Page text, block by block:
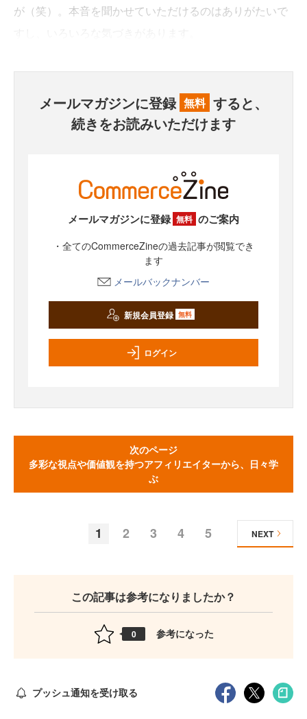
が（笑）。本音を聞かせていただけるのはありがたいで
メールマガジンに登録 無料 すると、
続きをお読みいただけます
メールマガジンに登録 無料 のご案内
・全てのCommerceZineの過去記事が閲覧でき
ます
メールバックナンバー
新規会員登録 無料
ログイン
次のページ
多彩な視点や価値観を持つアフィリエイターから、日々学
ぶ
1 2 3 4 5 NEXT
この記事は参考になりましたか？
0 参考になった
プッシュ通知を受け取る